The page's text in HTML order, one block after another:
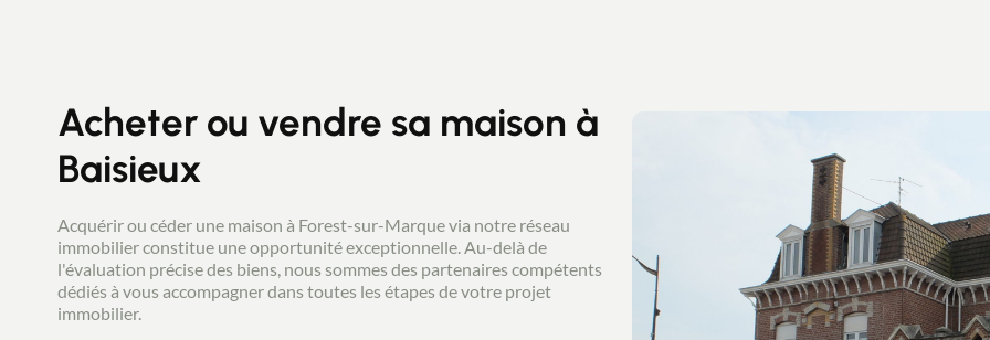
Acheter ou vendre sa maison à
Baisieux
Acquérir ou céder une maison à Forest-sur-Marque via notre réseau
immobilier constitue une opportunité exceptionnelle. Au-delà de
l'évaluation précise des biens, nous sommes des partenaires compétents
dédiés à vous accompagner dans toutes les étapes de votre projet
immobilier.